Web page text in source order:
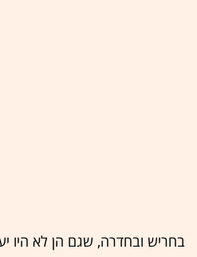
בחריש ובחדרה, שגם הן לא היו